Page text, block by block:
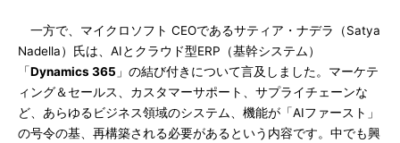
一方で、マイクロソフト CEOであるサティア・ナデラ（Satya
Nadella）氏は、AIとクラウド型ERP（基幹システム）
「Dynamics 365 」の結び付きについて言及しました。マーケテ
ィング＆セールス、カスタマーサポート、サプライチェーンな
ど、あらゆるビジネス領域のシステム、機能が「AIファースト」
の号令の基、再構築される必要があるという内容です。中でも興